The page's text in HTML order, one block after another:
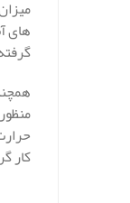
های
کار